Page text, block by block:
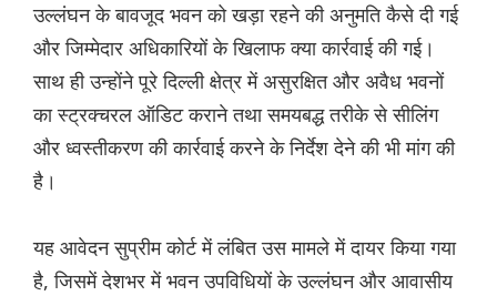
उल्लंघन के बावजूद भवन को खड़ा रहने की अनुमति कैसे दी गई
और जिम्मेदार अधिकारियों के खिलाफ क्या कार्रवाई की गई।
साथ ही उन्होंने पूरे दिल्ली क्षेत्र में असुरक्षित और अवैध भवनों
का स्ट्रक्चरल ऑडिट कराने तथा समयबद्ध तरीके से सीलिंग
और ध्वस्तीकरण की कार्रवाई करने के निर्देश देने की भी मांग की
है।
यह आवेदन सुप्रीम कोर्ट में लंबित उस मामले में दायर किया गया
है, जिसमें देशभर में भवन उपविधियों के उल्लंघन और आवासीय